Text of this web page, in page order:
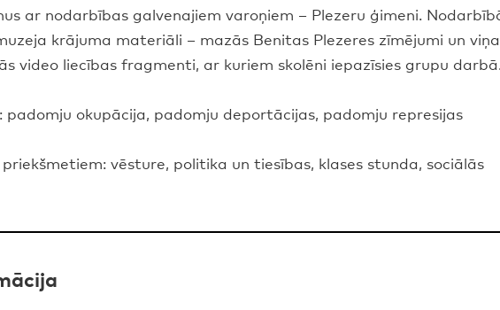
ar nodarbības galvenajiem varoņiem – Plezeru ģimeni.
krājuma materiāli – mazās Benitas Plezeres zīmējumi un
video liecības fragmenti, ar kuriem skolēni iepazīsies grupu
okupācija, padomju deportācijas, padomju represijas
vēsture, politika un tiesības, klases stunda, sociālās